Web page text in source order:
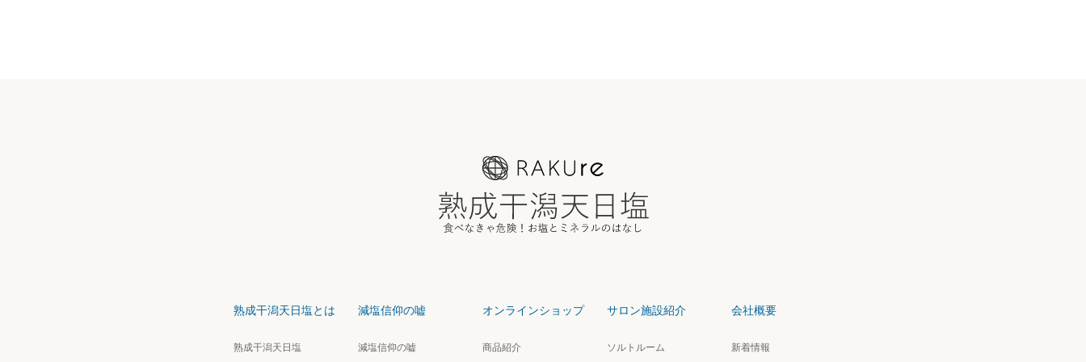
熟成干潟天日塩とは
熟成干潟天日塩
減塩信仰の嘘
減塩信仰の嘘
オンラインショップ
商品紹介
サロン施設紹介
ソルトルーム
会社概要
新着情報